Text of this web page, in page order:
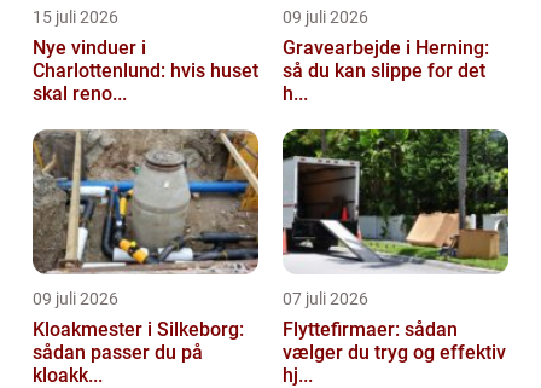
15 juli 2026
Nye vinduer i
Charlottenlund: hvis huset
skal reno...
09 juli 2026
Gravearbejde i Herning:
så du kan slippe for det
h...
09 juli 2026
Kloakmester i Silkeborg:
sådan passer du på
kloakk...
07 juli 2026
Flyttefirmaer: sådan
vælger du tryg og effektiv
hj...